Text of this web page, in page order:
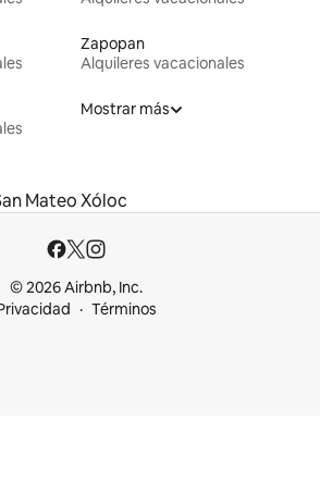
Zapopan
Alquileres vacacionales
Mostrar más
Mateo Xóloc
© 2026 Airbnb, Inc.
Términos